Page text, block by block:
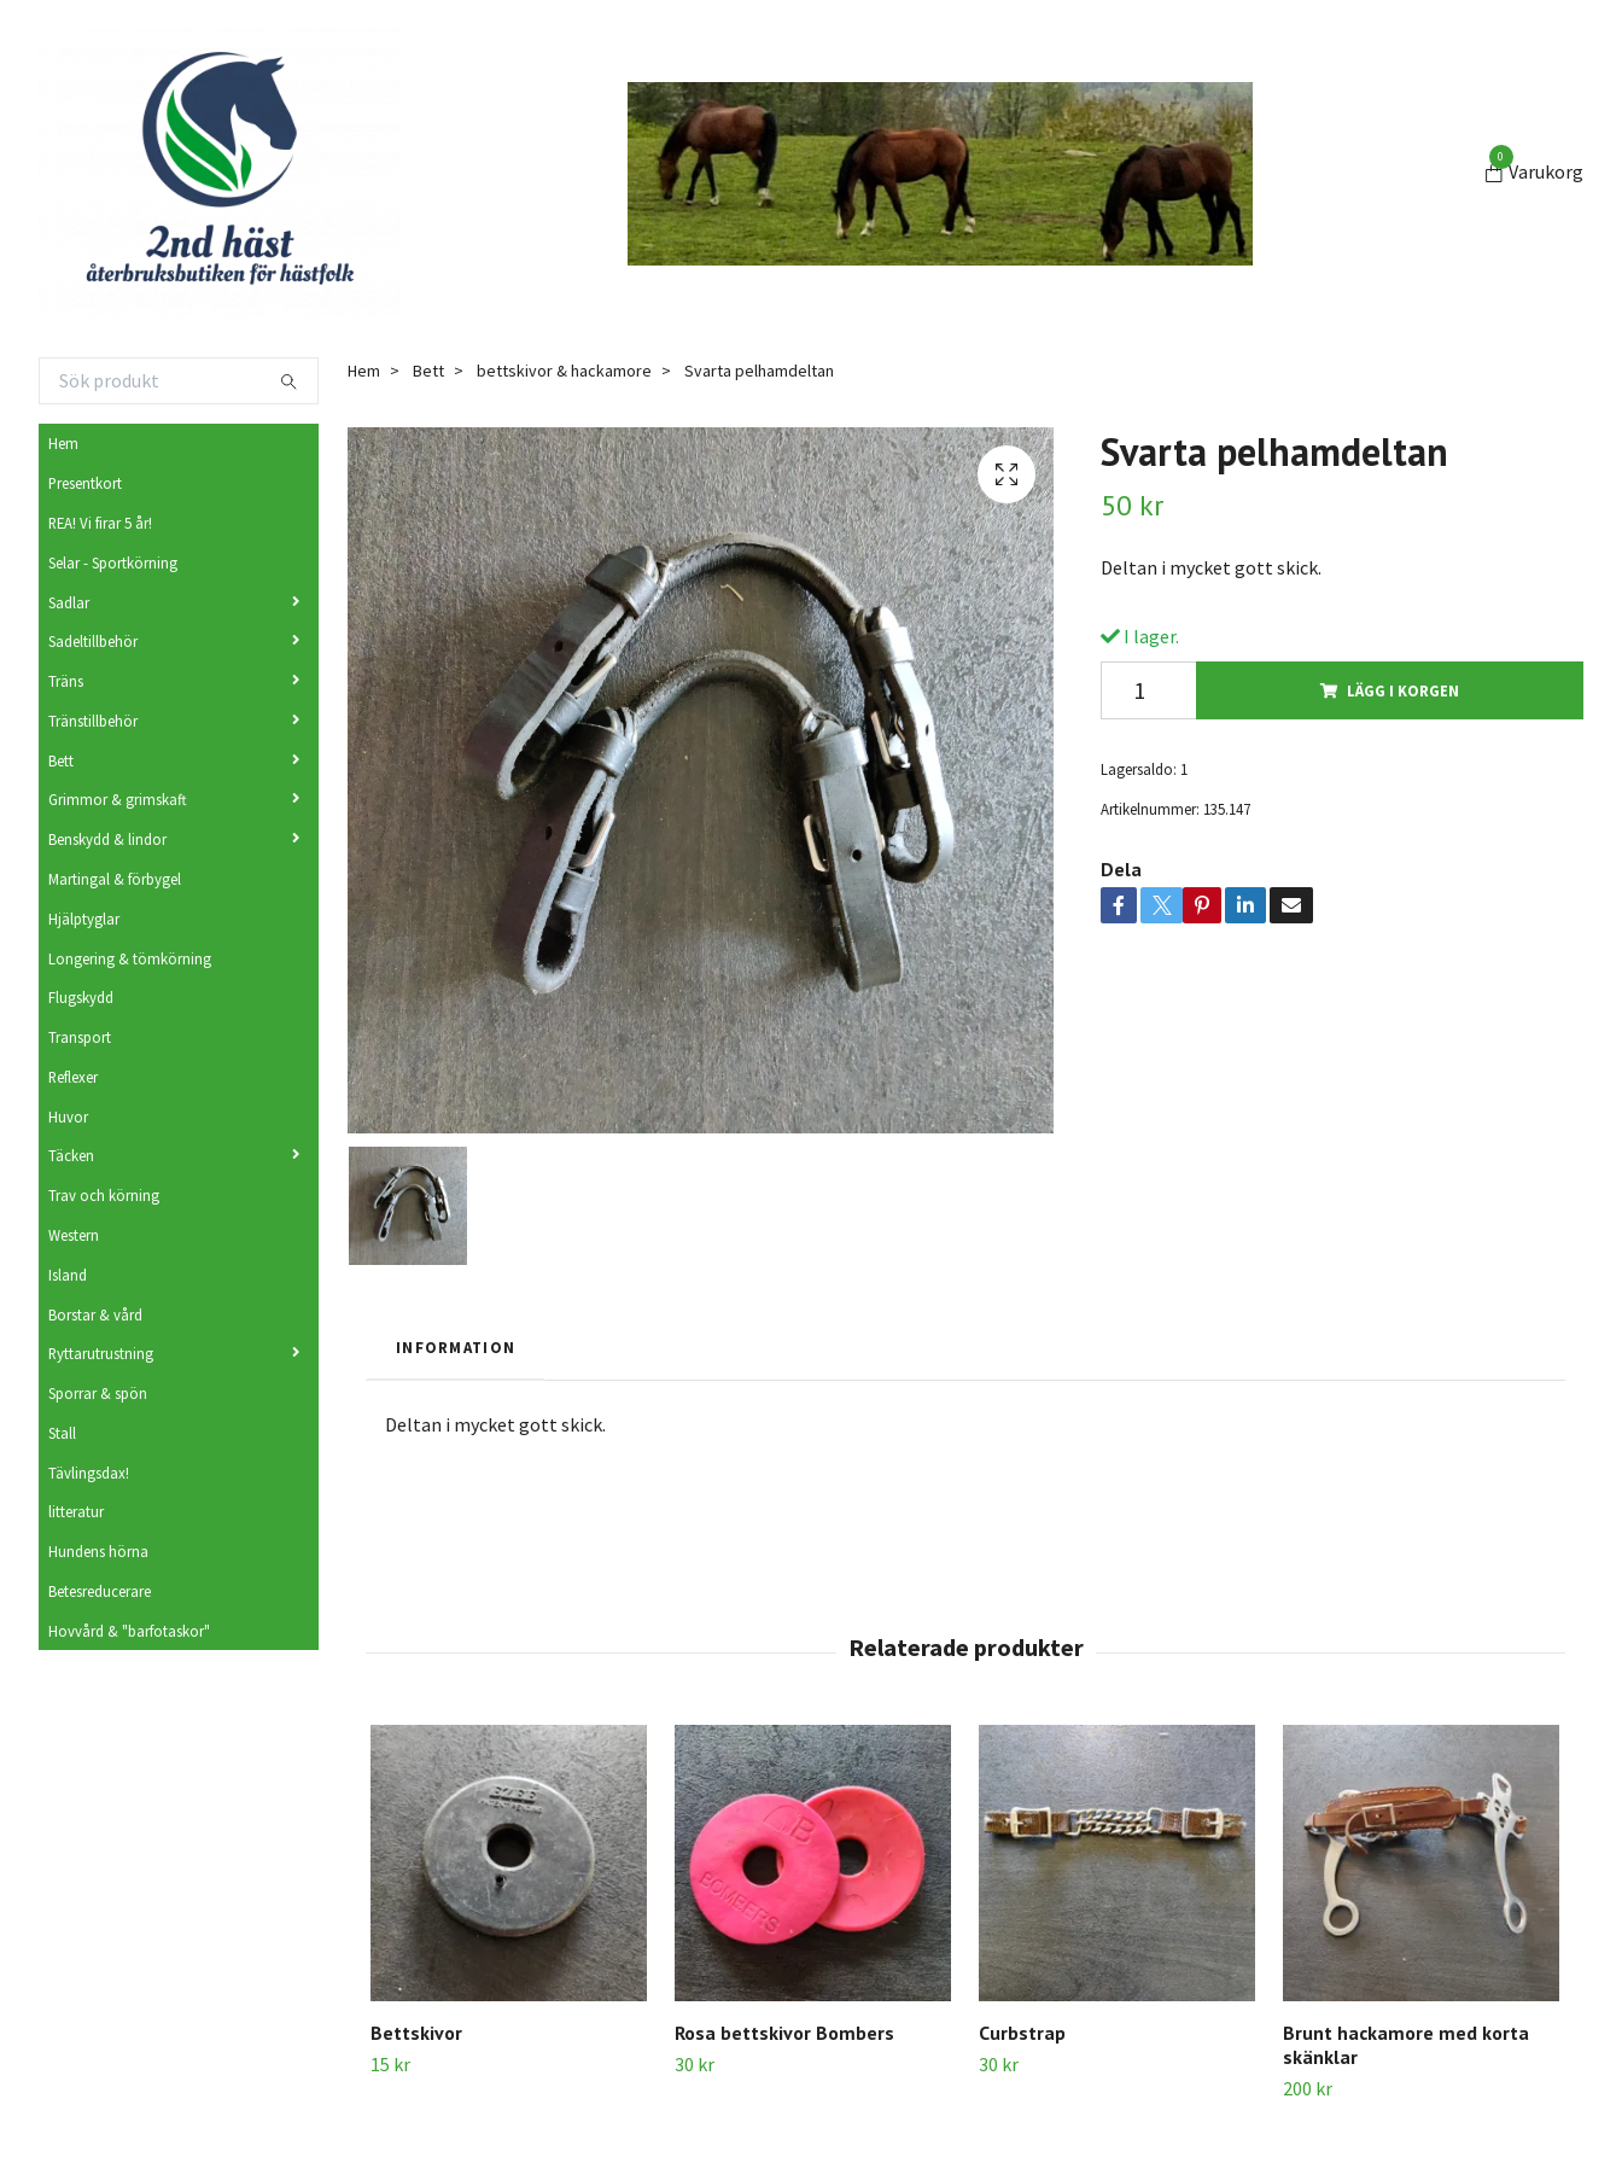
0
Varukorg
Hem
Presentkort
REA! Vi firar 5 år!
Selar - Sportkörning
Sadlar
Sadeltillbehör
Träns
Tränstillbehör
Bett
Grimmor & grimskaft
Benskydd & lindor
Martingal & förbygel
Hjälptyglar
Longering & tömkörning
Flugskydd
Transport
Reflexer
Huvor
Täcken
Trav och körning
Western
Island
Borstar & vård
Ryttarutrustning
Sporrar & spön
Stall
Tävlingsdax!
litteratur
Hundens hörna
Betesreducerare
Hovvård & "barfotaskor"
Hem Bett bettskivor & hackamore Svarta pelhamdeltan
Svarta pelhamdeltan
50 kr
Deltan i mycket gott skick.
I lager.
LÄGG I KORGEN
Lagersaldo: 1
Artikelnummer: 135.147
Dela
INFORMATION
Deltan i mycket gott skick.
Bettskivor
15 kr
Rosa bettskivor Bombers
30 kr
Curbstrap
30 kr
Brunt hackamore med korta
skänklar
200 kr